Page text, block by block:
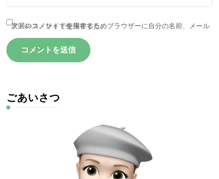
次回のコメントで使用するためブラウザーに自分の名前、メールアドレス、サイトを保存する。
ごあいさつ